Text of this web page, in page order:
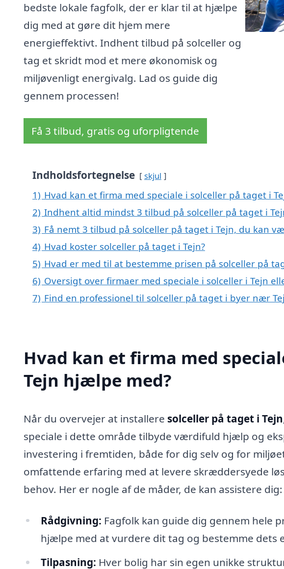
bedste lokale fagfolk, der er klar til at hjælpe
dig med at gøre dit hjem mere
energieffektivt. Indhent tilbud på solceller og
tag et skridt mod et mere økonomisk og
miljøvenligt energivalg. Lad os guide dig
gennem processen!
Få 3 tilbud, gratis og uforpligtende
Indholdsfortegnelse skjul
1) Hvad kan et firma med speciale i solceller på taget i
2) Indhent altid mindst 3 tilbud på solceller på taget i
3) Få nemt 3 tilbud på solceller på taget i Tejn, du kan
4) Hvad koster solceller på taget i Tejn?
5) Hvad er med til at bestemme prisen på solceller på
6) Oversigt over firmaer med speciale i solceller i Tejn
7) Find en professionel til solceller på taget i byer nær
Hvad kan et firma med
Tejn hjælpe med?
Når du overvejer at installere solceller på taget i Tejn
speciale i dette område tilbyde værdifuld hjælp og
investering i fremtiden, både for dig selv og for
omfattende erfaring med at levere skræddersyede
behov. Her er nogle af de måder, de kan assistere dig:
Rådgivning: Fagfolk kan guide dig gennem hele
hjælpe med at vurdere dit tag og bestemme dets
Tilpasning: Hver bolig har sin egen unikke